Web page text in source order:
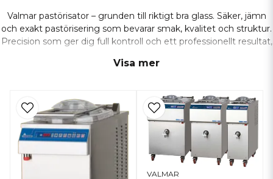
Valmar pastörisator – grunden till riktigt bra glass. Säker, jämn
och exakt pastörisering som bevarar smak, kvalitet och struktur.
Precision som ger dig full kontroll och ett professionellt resultat,
Visa mer
VALMAR